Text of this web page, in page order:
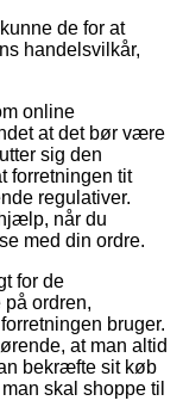
de for at
handelsvilkår,
online
at det bør være
sig den
forretningen tit
regulativer.
når du
med din ordre.
for de
ordren,
bruger.
at man altid
bekræfte sit køb
skal shoppe til